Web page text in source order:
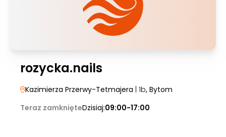
rozycka.nails
Kazimierza Przerwy-Tetmajera | 1b, Bytom
Teraz zamknięteDzisiaj:09:00-17:00